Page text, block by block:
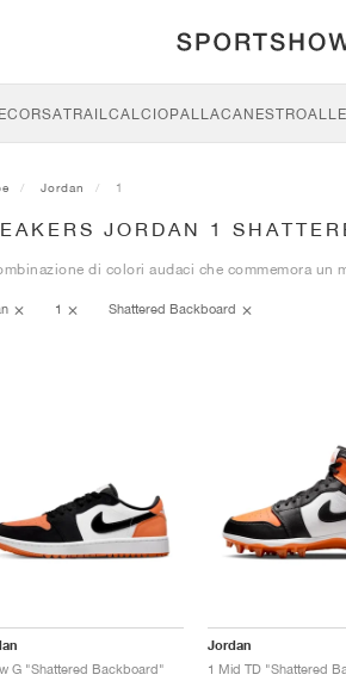
CORSATRAILCALCIOPALLACANESTRO
Jordan 1
JORDAN 1
di colori audaci che commemora un
1 Shattered Backboard
G "Shattered Backboard"
Jordan
1 Mid TD "Shattered